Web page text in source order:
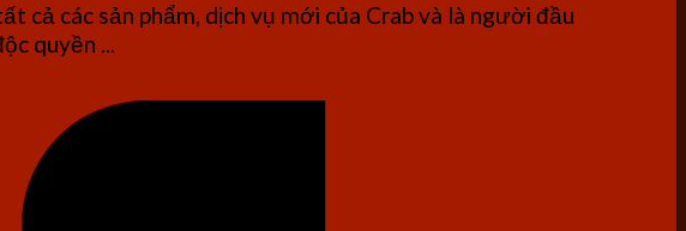
cả các sản phẩm, dịch vụ mới của Crab và là người đầu
quyền ...